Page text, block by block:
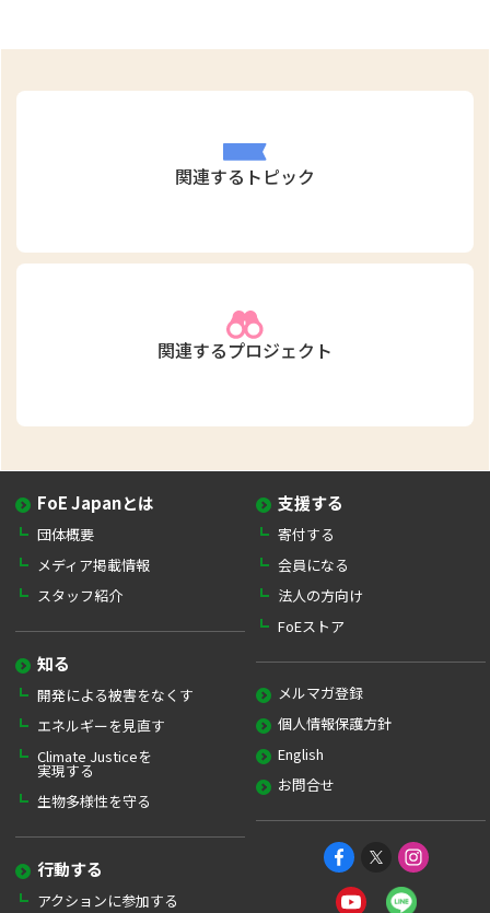
関連するトピック
関連するプロジェクト
FoE Japanとは
団体概要
メディア掲載情報
スタッフ紹介
知る
開発による被害をなくす
エネルギーを見直す
Climate Justiceを
実現する
生物多様性を守る
行動する
アクションに参加する
支援する
寄付する
会員になる
法人の方向け
FoEストア
メルマガ登録
個人情報保護方針
English
お問合せ